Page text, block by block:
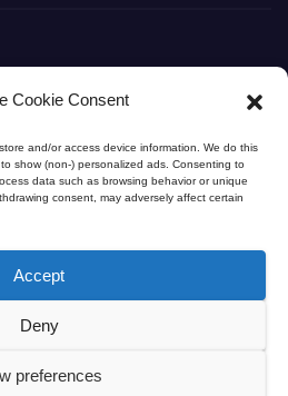
Cookie Consent
and/or access device information. We do this
show (non-) personalized ads. Consenting to
data such as browsing behavior or unique
consent, may adversely affect certain
Accept
Deny
preferences
na dlanu
. Sva prava zadržana. |
opšte hirurgije (HPB)